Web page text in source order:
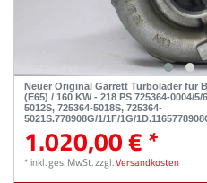
Neuer Original Garrett Turbolader für
(E65) / 160 KW - 218 PS 725364-0004/
5012S, 725364-5018S, 725364-
5021S,778908G/1/1F/1G/
1.020,00 € *
*inkl. ges. MwSt.zzgl.Versandkosten